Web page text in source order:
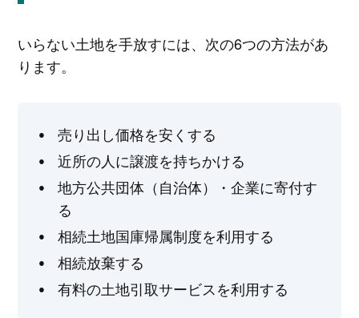
いらない土地を手放すには、次の6つの方法があ
ります。
売り出し価格を安くする
近所の人に譲渡を持ちかける
地方公共団体（自治体）・企業に寄付す
る
相続土地国庫帰属制度を利用する
相続放棄する
有料の土地引取サービスを利用する